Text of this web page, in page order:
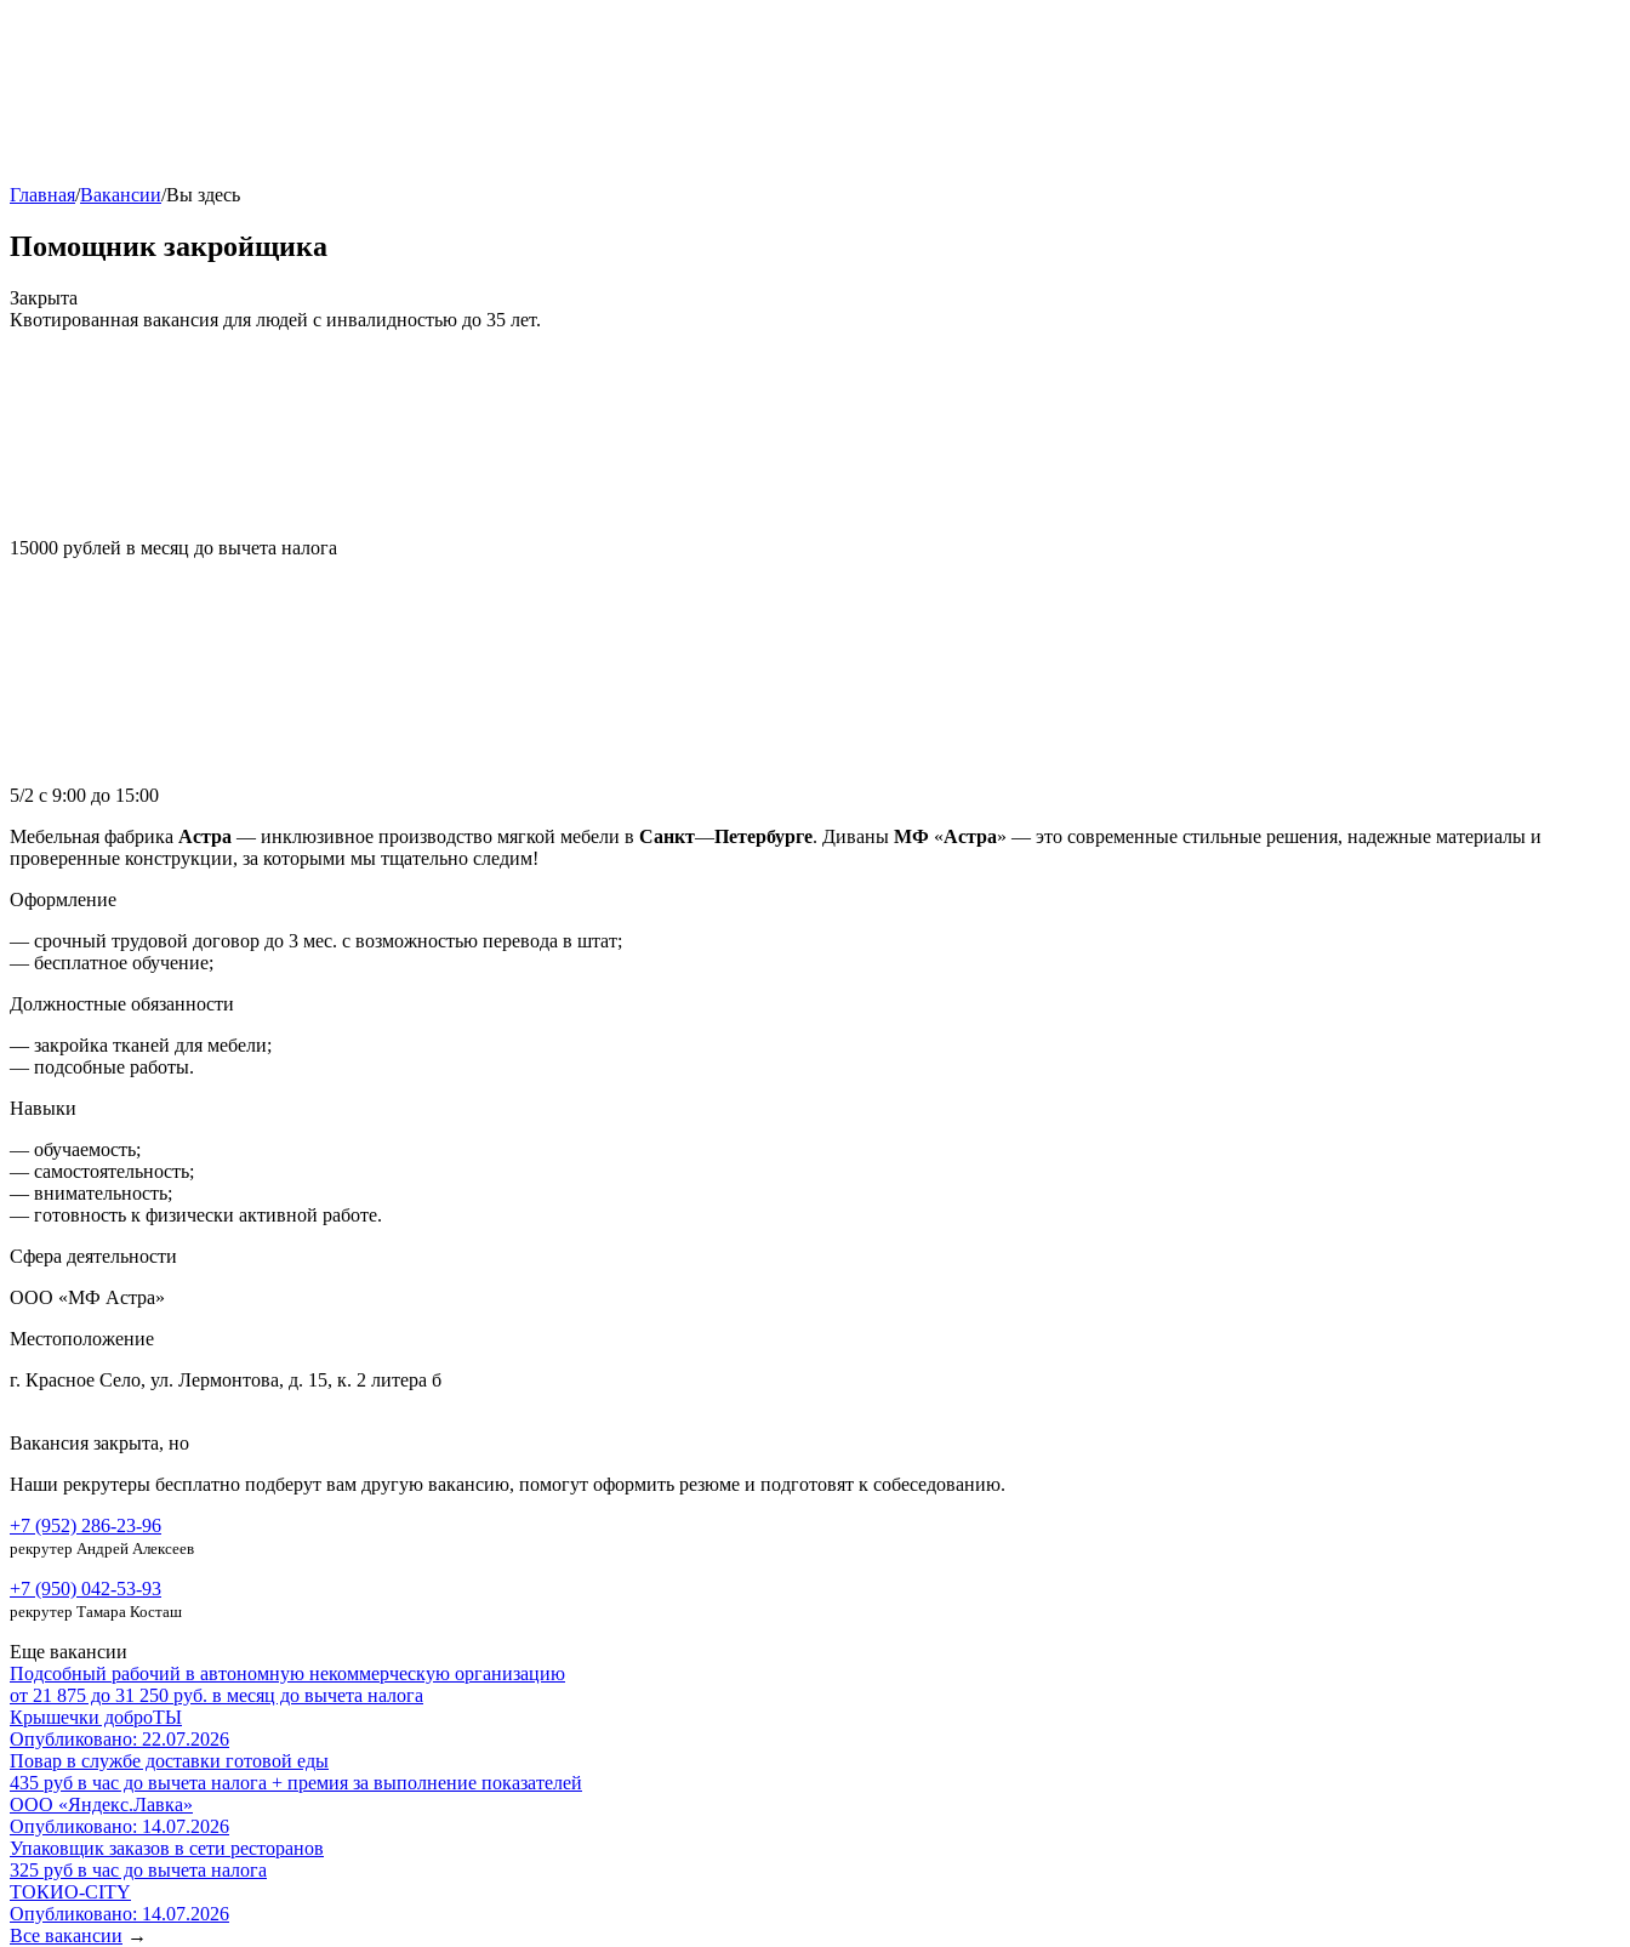
Главная/Вакансии/Вы здесь
Помощник закройщика
Закрыта
Квотированная вакансия для людей с инвалидностью до 35 лет.
15000 рублей в месяц до вычета налога
5/2 с 9:00 до 15:00
Мебельная фабрика Астра — инклюзивное производство мягкой мебели в Санкт—Петербурге. Диваны МФ «Астра» — это современные стильные решения, надежные материалы и
проверенные конструкции, за которыми мы тщательно следим!
Оформление
— срочный трудовой договор до 3 мес. с возможностью перевода в штат;
— бесплатное обучение;
Должностные обязанности
— закройка тканей для мебели;
— подсобные работы.
Навыки
— обучаемость;
— самостоятельность;
— внимательность;
— готовность к физически активной работе.
Сфера деятельности
ООО «МФ Астра»
Местоположение
г. Красное Село, ул. Лермонтова, д. 15, к. 2 литера б
Вакансия закрыта, но
Наши рекрутеры бесплатно подберут вам другую вакансию, помогут оформить резюме и подготовят к собеседованию.
+7 (952) 286-23-96
рекрутер Андрей Алексеев
+7 (950) 042-53-93
рекрутер Тамара Косташ
Еще вакансии
Подсобный рабочий в автономную некоммерческую организацию
от 21 875 до 31 250 руб. в месяц до вычета налога
Крышечки доброТЫ
Опубликовано: 22.07.2026
Повар в службе доставки готовой еды
435 руб в час до вычета налога + премия за выполнение показателей
ООО «Яндекс.Лавка»
Опубликовано: 14.07.2026
Упаковщик заказов в сети ресторанов
325 руб в час до вычета налога
ТОКИО-CITY
Опубликовано: 14.07.2026
Все вакансии →